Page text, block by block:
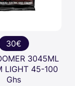
30€
3045ML
LIGHT 45-100
Ghs